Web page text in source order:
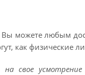
можете любым
как физические
на свое